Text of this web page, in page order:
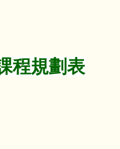
程規劃表